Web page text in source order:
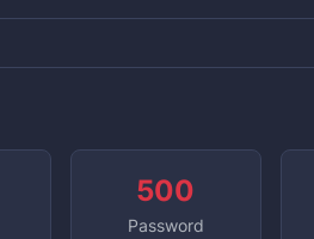
500
Password